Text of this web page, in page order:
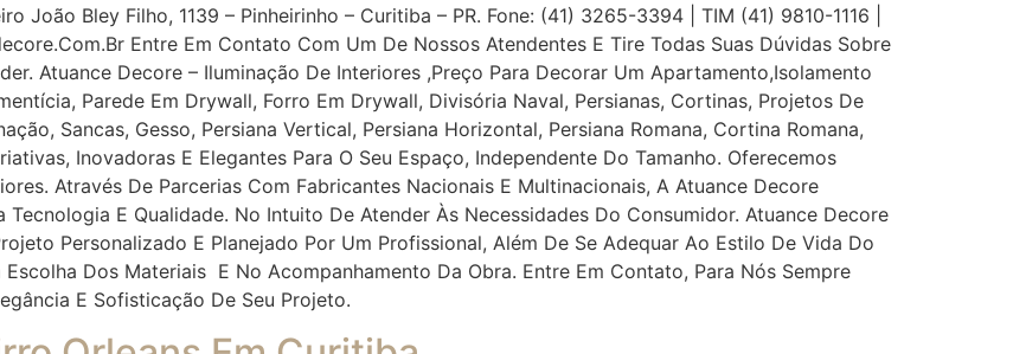
João Bley Filho, 1139 – Pinheirinho – Curitiba – PR. Fone: (41) 3265-3394 | TIM (41) 9810-1116 |
Entre Em Contato Com Um De Nossos Atendentes E Tire Todas Suas Dúvidas Sobre
Atuance Decore – Iluminação De Interiores ,Preço Para Decorar Um Apartamento,Isolamento
Parede Em Drywall, Forro Em Drywall, Divisória Naval, Persianas, Cortinas, Projetos De
Sancas, Gesso, Persiana Vertical, Persiana Horizontal, Persiana Romana, Cortina Romana,
Inovadoras E Elegantes Para O Seu Espaço, Independente Do Tamanho. Oferecemos
Através De Parcerias Com Fabricantes Nacionais E Multinacionais, A Atuance Decore
E Qualidade. No Intuito De Atender Às Necessidades Do Consumidor. Atuance Decore
Personalizado E Planejado Por Um Profissional, Além De Se Adequar Ao Estilo De Vida Do
Dos Materiais E No Acompanhamento Da Obra. Entre Em Contato, Para Nós Sempre
E Sofisticação De Seu Projeto.